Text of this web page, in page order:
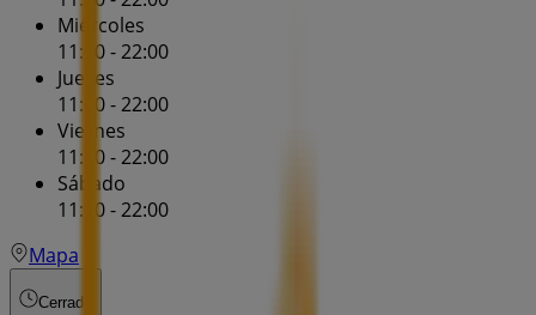
Miércoles
11:00 - 22:00
Jueves
11:00 - 22:00
Viernes
11:00 - 22:00
Sábado
11:00 - 22:00
Mapa
Cerrado